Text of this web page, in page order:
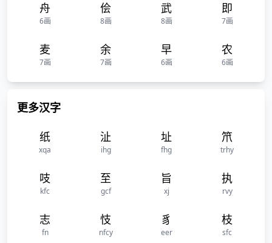
舟
6画
侩
8画
武
8画
即
7画
麦
7画
余
7画
早
6画
农
6画
更多汉字
纸
xqa
沚
ihg
址
fhg
笊
trhy
吱
kfc
至
gcf
旨
xj
执
rvy
志
fn
忮
nfcy
豸
eer
枝
sfc